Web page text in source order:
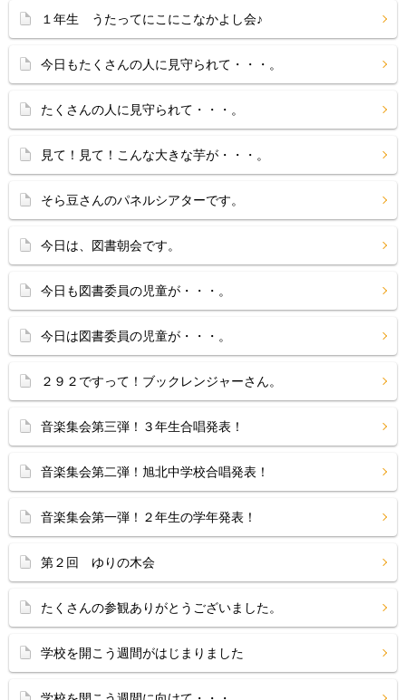
１年生 うたってにこにこなかよし会♪
今日もたくさんの人に見守られて・・・。
たくさんの人に見守られて・・・。
見て！見て！こんな大きな芋が・・・。
そら豆さんのパネルシアターです。
今日は、図書朝会です。
今日も図書委員の児童が・・・。
今日は図書委員の児童が・・・。
２９２ですって！ブックレンジャーさん。
音楽集会第三弾！３年生合唱発表！
音楽集会第二弾！旭北中学校合唱発表！
音楽集会第一弾！２年生の学年発表！
第２回 ゆりの木会
たくさんの参観ありがとうございました。
学校を開こう週間がはじまりました